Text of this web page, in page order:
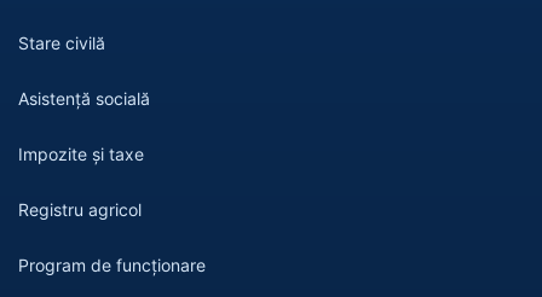
Stare civilă
Asistență socială
Impozite și taxe
Registru agricol
Program de funcționare